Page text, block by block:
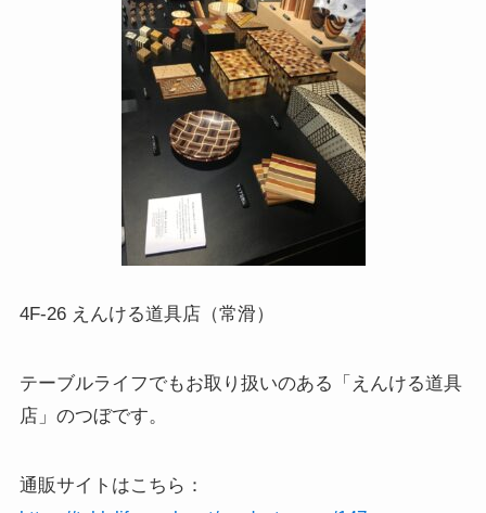
4F-26 えんける道具店（常滑）
テーブルライフでもお取り扱いのある「えんける道具
店」のつぼです。
通販サイトはこちら：